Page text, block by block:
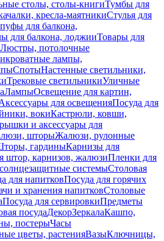
столы, столы-книгиТумбы для
кресла-маятникиСтулья для
для балкона,
для балкона, лоджииТовары для
Люстры, потолочные
лампы,
СпотыНастенные светильники,
Трековые светильникиУличные
ЛампыОсвещение для картин,
для освещенияПосуда для
вокиКастрюли, ковши,
и аксессуары для
шторыЖалюзи, рулонные
гардиныКарнизы для
штор, карнизов, жалюзиПленки для
системыСтоловая
для напитковПосуда для горячих
и хранения напитковСтоловые
Посуда для сервировкиПредметы
посудаДекорЗеркалаКашпо,
постерыЧасы
цветы, растенияВазыКлючницы,